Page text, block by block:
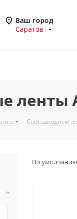
Ваш город
Саратов
ленты
- Светодиодные
По умолчанию